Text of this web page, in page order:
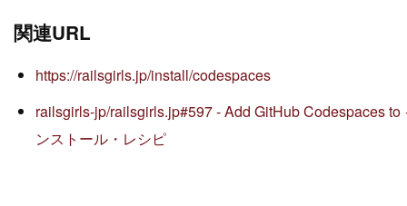
関連URL
https://railsgirls.jp/install/codespaces
railsgirls-jp/railsgirls.jp#597 - Add GitHub Codespaces to
ンストール・レシピ